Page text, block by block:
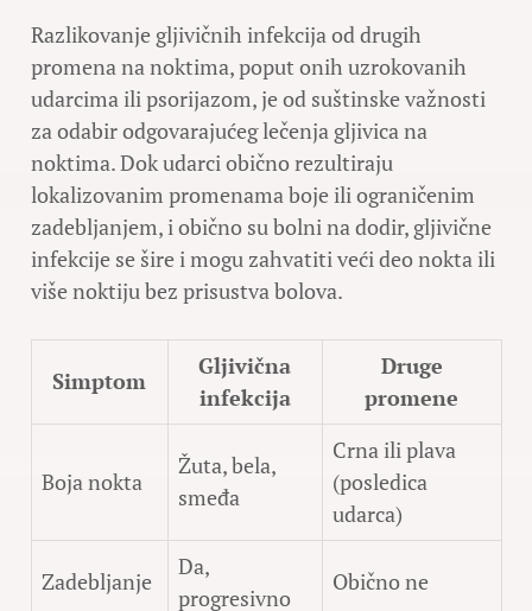
Razlikovanje gljivičnih infekcija od drugih
promena na noktima, poput onih uzrokovanih
udarcima ili psorijazom, je od suštinske važnosti
za odabir odgovarajućeg lečenja gljivica na
noktima. Dok udarci obično rezultiraju
lokalizovanim promenama boje ili ograničenim
zadebljanjem, i obično su bolni na dodir, gljivične
infekcije se šire i mogu zahvatiti veći deo nokta ili
više noktiju bez prisustva bolova.
Simptom
Gljivična
infekcija
Druge
promene
Boja nokta
Žuta, bela,
smeđa
Crna ili plava
(posledica
udarca)
Zadebljanje
Da,
progresivno
Obično ne